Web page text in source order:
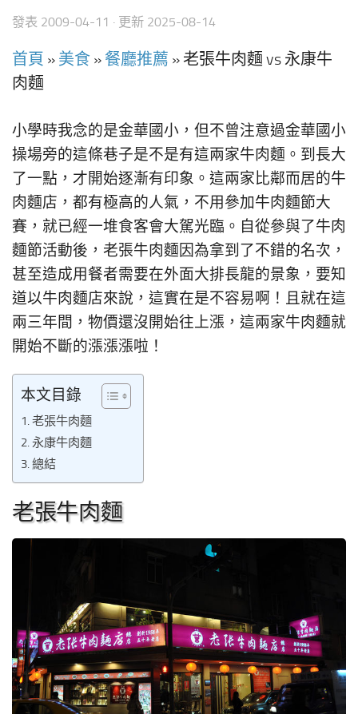
發表 2009-04-11 · 更新 2025-08-14
首頁 » 美食 » 餐廳推薦 » 老張牛肉麵 vs 永康牛
肉麵
小學時我念的是金華國小，但不曾注意過金華國小
操場旁的這條巷子是不是有這兩家牛肉麵。到長大
了一點，才開始逐漸有印象。這兩家比鄰而居的牛
肉麵店，都有極高的人氣，不用參加牛肉麵節大
賽，就已經一堆食客會大駕光臨。自從參與了牛肉
麵節活動後，老張牛肉麵因為拿到了不錯的名次，
甚至造成用餐者需要在外面大排長龍的景象，要知
道以牛肉麵店來說，這實在是不容易啊！且就在這
兩三年間，物價還沒開始往上漲，這兩家牛肉麵就
開始不斷的漲漲漲啦！
本文目錄
老張牛肉麵
永康牛肉麵
總結
老張牛肉麵